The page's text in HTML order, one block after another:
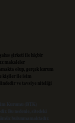
şirketi ile hiçbir
makaleler
olup, gerçek kurum
kişiler ile isim
ve tavsiye niteliği
Kurumu (BTK)
Bu nedenle, sitedeki
bulunmamaktadır.